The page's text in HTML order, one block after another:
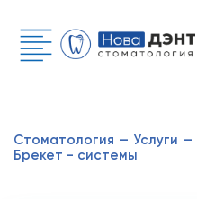
Стоматология — Услуги —
Брекет - системы